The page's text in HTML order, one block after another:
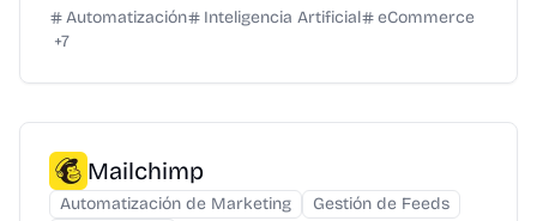
Automatización Inteligencia Artificial
eCommerce
+7
Mailchimp
Automatización de Marketing
Gestión de Feeds